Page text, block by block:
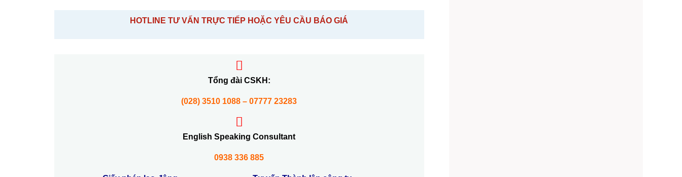
HOTLINE TƯ VẤN TRỰC TIẾP HOẶC YÊU CẦU BÁO GIÁ
Tổng đài CSKH:
(028) 3510 1088 – 07777 23283
English Speaking Consultant
0938 336 885